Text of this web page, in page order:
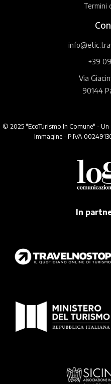
Termini
+39
Via
90144
© 2025 "EcoTurismo In Comune" -
Immagine - P.IVA
In